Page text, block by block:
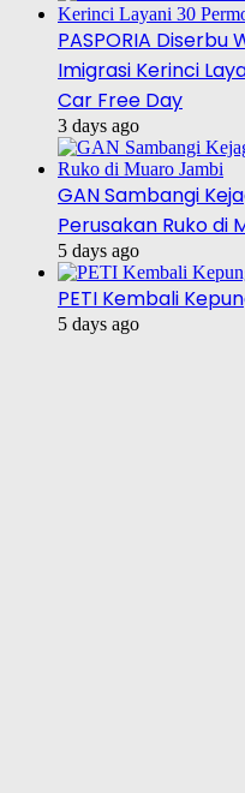
PASPORIA
Imigrasi Kerinci
Car Free Day
3 days ago
GAN Sambangi
Perusakan Ruko di
5 days ago
PETI Kembali
5 days ago